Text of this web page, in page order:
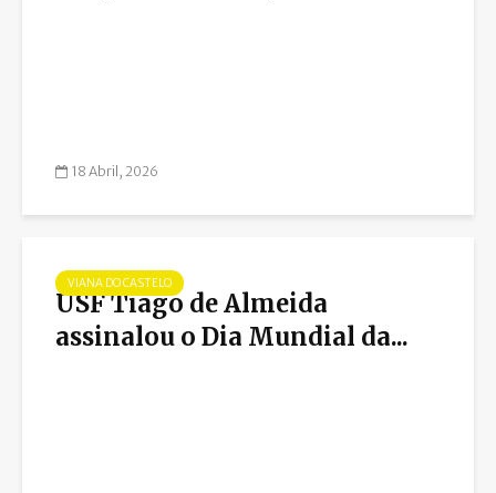
18 Abril, 2026
VIANA DO CASTELO
USF Tiago de Almeida
assinalou o Dia Mundial da...